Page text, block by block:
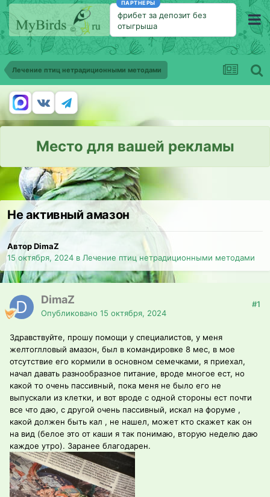
ПАРТНЕРЫ
фрибет за депозит без
отыгрыша
Лечение птиц нетрадиционными методами
Место для вашей рекламы
Не активный амазон
Автор DimaZ
15 октября, 2024 в Лечение птиц нетрадиционными методами
DimaZ
Опубликовано 15 октября, 2024
#1
Здравствуйте, прошу помощи у специалистов, у меня
желтоглловый амазон, был в командировке 8 мес, в мое
отсутствие его кормили в основном семечками, я приехал,
начал давать разнообразное питание, вроде многое ест, но
какой то очень пассивный, пока меня не было его не
выпускали из клетки, и вот вроде с одной стороны ест почти
все что даю, с другой очень пассивный, искал на форуме ,
какой должен быть кал , не нашел, может кто скажет как он
на вид (белое это от каши я так понимаю, вторую неделю даю
каждое утро). Заранее благодарен.